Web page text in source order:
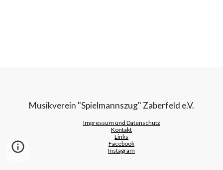
Musikverein "Spielmannszug" Zaberfeld e.V.
Impressum und Datenschutz
Kontakt
Links
Facebook
Instagram